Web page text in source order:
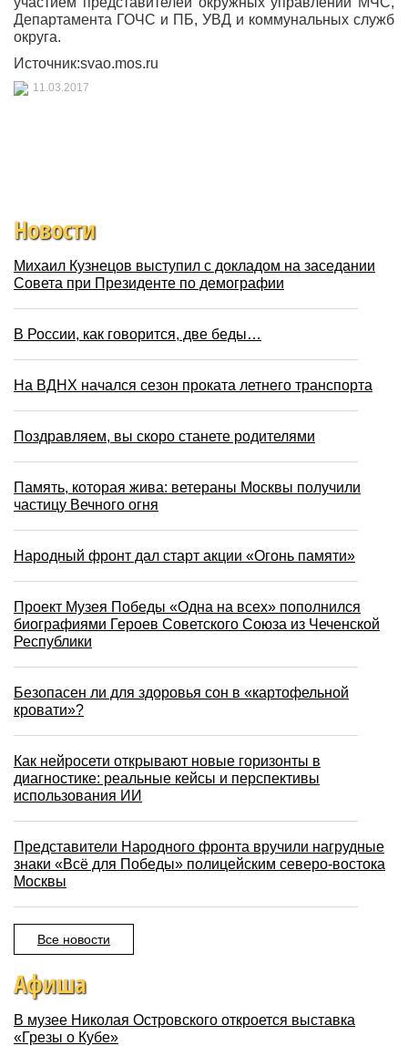
Департамента ГОЧС и ПБ, УВД и коммунальных служб
округа.
Источник:svao.mos.ru
11.03.2017
Новости
Михаил Кузнецов выступил с докладом на заседании
Совета при Президенте по демографии
В России, как говорится, две беды…
На ВДНХ начался сезон проката летнего транспорта
Поздравляем, вы скоро станете родителями
Память, которая жива: ветераны Москвы получили
частицу Вечного огня
Народный фронт дал старт акции «Огонь памяти»
Проект Музея Победы «Одна на всех» пополнился
биографиями Героев Советского Союза из Чеченской
Республики
Безопасен ли для здоровья сон в «картофельной
кровати»?
Как нейросети открывают новые горизонты в
диагностике: реальные кейсы и перспективы
использования ИИ
Представители Народного фронта вручили нагрудные
знаки «Всё для Победы» полицейским северо-востока
Москвы
Все новости
Афиша
В музее Николая Островского откроется выставка
«Грезы о Кубе»